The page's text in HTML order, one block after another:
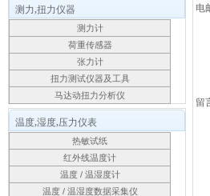
测力,扭力仪器
测力计
荷重传感器
张力计
扭力测试仪器及工具
马达动扭力分析仪
温度,湿度,压力仪表
热敏试纸
红外线温度计
温度 / 温湿度计
温度 / 温湿度数据采集仪
电
留